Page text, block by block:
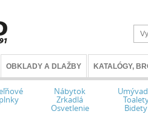
OBKLADY A DLAŽBY KATALÓGY,
Nábytok
Zrkadlá
Osvetlenie Bidety